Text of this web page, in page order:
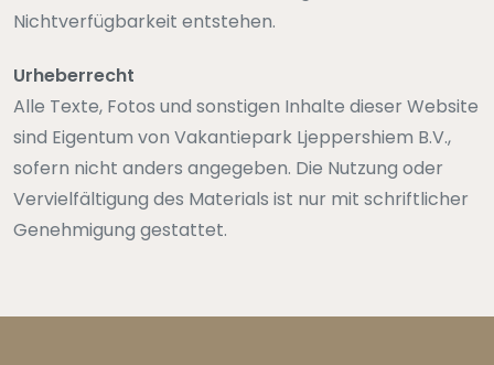
Nichtverfügbarkeit entstehen.
Urheberrecht
Alle Texte, Fotos und sonstigen Inhalte dieser Website
sind Eigentum von Vakantiepark Ljeppershiem B.V.,
sofern nicht anders angegeben. Die Nutzung oder
Vervielfältigung des Materials ist nur mit schriftlicher
Genehmigung gestattet.